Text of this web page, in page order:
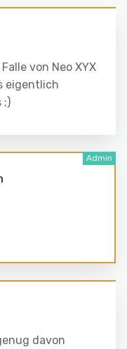
von Neo XYX
eigentlich
;)
davon